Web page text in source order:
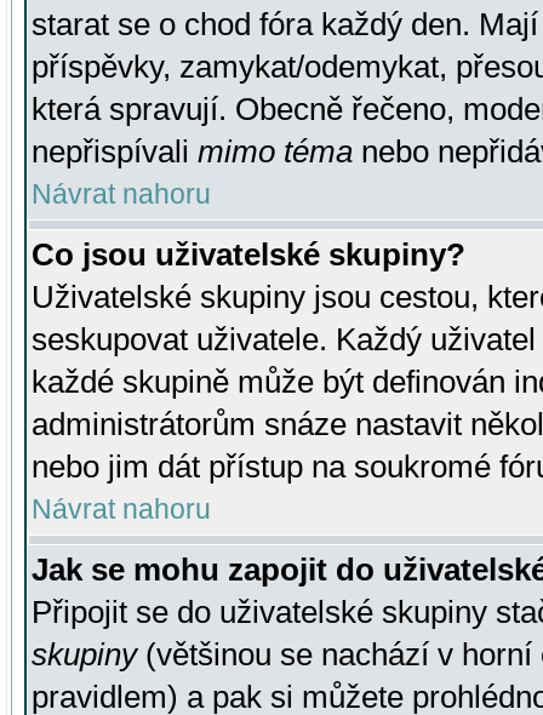
starat se o chod fóra každý den.
příspěvky, zamykat/odemykat,
která spravují. Obecně řečeno,
nepřispívali mimo téma nebo
Návrat nahoru
Co jsou uživatelské skupiny?
Uživatelské skupiny jsou cestou,
seskupovat uživatele. Každý
každé skupině může být definován
administrátorům snáze nastavit
nebo jim dát přístup na soukromé
Návrat nahoru
Jak se mohu zapojit do
Připojit se do uživatelské skupiny
skupiny(většinou se nachází v horní
pravidlem) a pak si můžete